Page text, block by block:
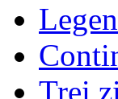
Trei